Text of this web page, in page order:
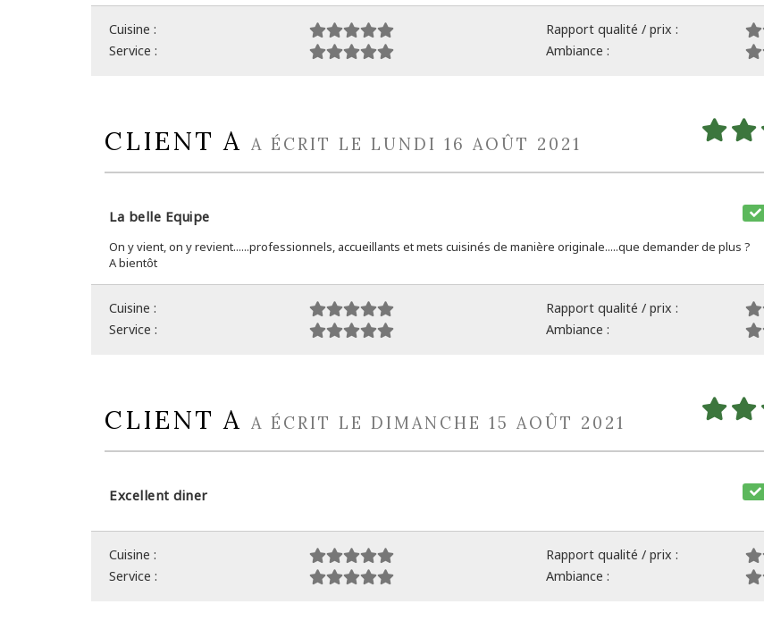
Cuisine :
Rapport qualité / prix :
Service :
Ambiance :
CLIENT A A ÉCRIT LE LUNDI 16 AOÛT 2021
La belle Equipe
On y vient, on y revient......professionnels, accueillants et mets cuisinés de manière originale.....que demander de plus ?
A bientôt
Cuisine :
Rapport qualité / prix :
Service :
Ambiance :
CLIENT A A ÉCRIT LE DIMANCHE 15 AOÛT 2021
Excellent diner
Cuisine :
Rapport qualité / prix :
Service :
Ambiance :